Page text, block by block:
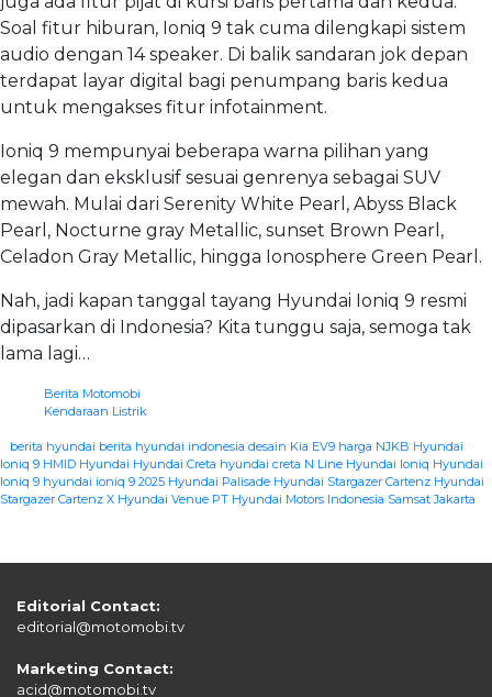
Soal fitur hiburan, Ioniq 9 tak cuma dilengkapi sistem
audio dengan 14 speaker. Di balik sandaran jok depan
terdapat layar digital bagi penumpang baris kedua
untuk mengakses fitur infotainment.
Ioniq 9 mempunyai beberapa warna pilihan yang
elegan dan eksklusif sesuai genrenya sebagai SUV
mewah. Mulai dari Serenity White Pearl, Abyss Black
Pearl, Nocturne gray Metallic, sunset Brown Pearl,
Celadon Gray Metallic, hingga Ionosphere Green Pearl.
Nah, jadi kapan tanggal tayang Hyundai Ioniq 9 resmi
dipasarkan di Indonesia? Kita tunggu saja, semoga tak
lama lagi…
Berita Motomobi
Kendaraan Listrik
berita hyundai berita hyundai indonesia desain Kia EV9 harga NJKB Hyundai
Ioniq 9 HMID Hyundai Hyundai Creta hyundai creta N Line Hyundai Ioniq Hyundai
Ioniq 9 hyundai ioniq 9 2025 Hyundai Palisade Hyundai Stargazer Cartenz Hyundai
Stargazer Cartenz X Hyundai Venue PT Hyundai Motors Indonesia Samsat Jakarta
Editorial Contact:
editorial@motomobi.tv
Marketing Contact:
acid@motomobi.tv